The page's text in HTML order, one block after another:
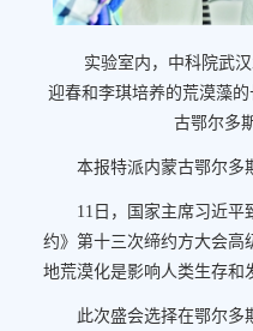
实验室内，中科院武汉
迎春和李琪培养的荒漠藻
古鄂尔多
本报特派内蒙古鄂尔多
11日，国家主席习近平
约》第十三次缔约方大会高
地荒漠化是影响人类生存和
此次盛会选择在鄂尔多